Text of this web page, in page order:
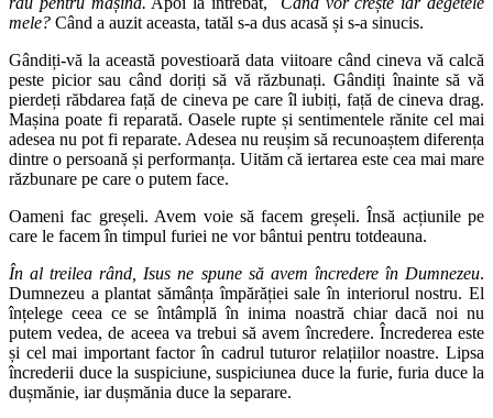
mele? Când a auzit aceasta, tatăl s-a dus acasă și s-a sinucis.
Gândiți-vă la această povestioară data viitoare când cineva vă calcă
peste picior sau când doriți să vă răzbunați. Gândiți înainte să vă
pierdeți răbdarea față de cineva pe care îl iubiți, față de cineva drag.
Mașina poate fi reparată. Oasele rupte și sentimentele rănite cel mai
adesea nu pot fi reparate. Adesea nu reușim să recunoaștem diferența
dintre o persoană și performanța. Uităm că iertarea este cea mai mare
răzbunare pe care o putem face.
Oameni fac greșeli. Avem voie să facem greșeli. Însă acțiunile pe
care le facem în timpul furiei ne vor bântui pentru totdeauna.
În al treilea rând, Isus ne spune să avem încredere în Dumnezeu.
Dumnezeu a plantat sămânța împărăției sale în interiorul nostru. El
înțelege ceea ce se întâmplă în inima noastră chiar dacă noi nu
putem vedea, de aceea va trebui să avem încredere. Încrederea este
și cel mai important factor în cadrul tuturor relațiilor noastre. Lipsa
încrederii duce la suspiciune, suspiciunea duce la furie, furia duce la
dușmănie, iar dușmănia duce la separare.